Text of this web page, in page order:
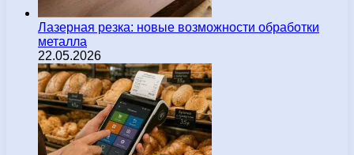
Лазерная резка: новые возможности обработки
металла
22.05.2026